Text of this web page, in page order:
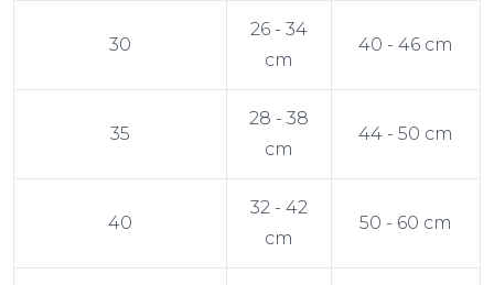
30
26 - 34
cm
40 - 46 cm
35
28 - 38
cm
44 - 50 cm
40
32 - 42
cm
50 - 60 cm